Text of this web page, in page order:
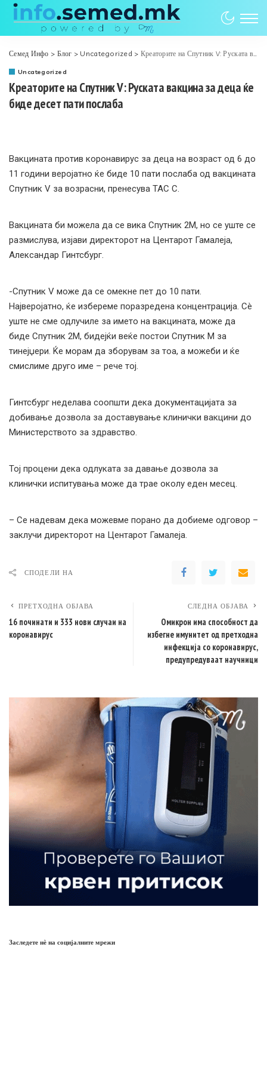
Семед Инфо > Блог > Uncategorized > Креаторите на Спутник V: Руската вакцина за деца ќе биде десет пати послаба
Uncategorized
Креаторите на Спутник V: Руската вакцина за деца ќе
биде десет пати послаба
Вакцината против коронавирус за деца на возраст од 6 до
11 години веројатно ќе биде 10 пати послаба од вакцината
Спутник V за возрасни, пренесува ТАС С.
Вакцината би можела да се вика Спутник 2М, но се уште се
размислува, изјави директорот на Центарот Гамалеја,
Александар Гинтсбург.
-Спутник V може да се омекне пет до 10 пати.
Најверојатно, ќе избереме поразредена концентрација. Сè
уште не сме одлучиле за името на вакцината, може да
биде Спутник 2М, бидејќи веќе постои Спутник М за
тинејџери. Ќе морам да зборувам за тоа, а можеби и ќе
смислиме друго име – рече тој.
Гинтсбург неделава соопшти дека документацијата за
добивање дозвола за доставување клинички вакцини до
Министерството за здравство.
Тој процени дека одлуката за давање дозвола за
клинички испитувања може да трае околу еден месец.
– Се надевам дека можевме порано да добиеме одговор –
заклучи директорот на Центарот Гамалеја.
СПОДЕЛИ НА
ПРЕТХОДНА ОБЈАВА
16 починати и 333 нови случаи на
коронавирус
СЛЕДНА ОБЈАВА
Омикрон има способност да
избегне имунитет од претходна
инфекција со коронавирус,
предупредуваат научници
Заследете нѐ на социјалните мрежи